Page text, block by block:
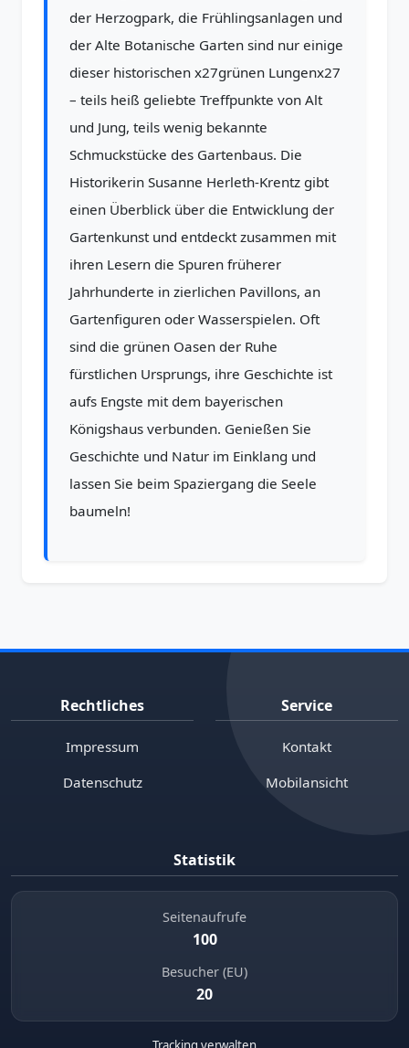
der Herzogpark, die Frühlingsanlagen und
der Alte Botanische Garten sind nur einige
dieser historischen x27grünen Lungenx27
– teils heiß geliebte Treffpunkte von Alt
und Jung, teils wenig bekannte
Schmuckstücke des Gartenbaus. Die
Historikerin Susanne Herleth-Krentz gibt
einen Überblick über die Entwicklung der
Gartenkunst und entdeckt zusammen mit
ihren Lesern die Spuren früherer
Jahrhunderte in zierlichen Pavillons, an
Gartenfiguren oder Wasserspielen. Oft
sind die grünen Oasen der Ruhe
fürstlichen Ursprungs, ihre Geschichte ist
aufs Engste mit dem bayerischen
Königshaus verbunden. Genießen Sie
Geschichte und Natur im Einklang und
lassen Sie beim Spaziergang die Seele
baumeln!
Rechtliches
Impressum
Datenschutz
Service
Kontakt
Mobilansicht
Statistik
Seitenaufrufe
100
Besucher (EU)
20